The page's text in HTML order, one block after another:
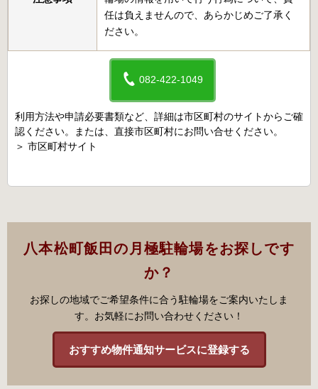
任は負えませんので、あらかじめご了承く
ださい。
082-422-1049
利用方法や申請必要書類など、詳細は市区町村のサイトからご確
認ください。または、直接市区町村にお問い合せください。
＞ 市区町村サイト
八本松町飯田の月極駐輪場をお探しです
か？
お探しの地域でご希望条件に合う駐輪場をご案内いたしま
す。お気軽にお問い合わせください！
おすすめ物件通知サービスに登録する